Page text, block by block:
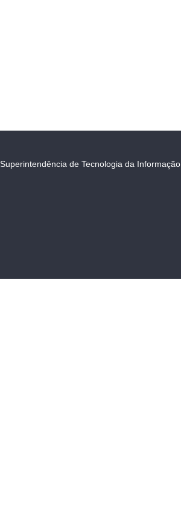
Superintendência de Tecnologia da Informação